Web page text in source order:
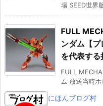
場 SEED世界
FULL
ンダム【
を代表す
FULL
ム 放送当時
にほんブログ村